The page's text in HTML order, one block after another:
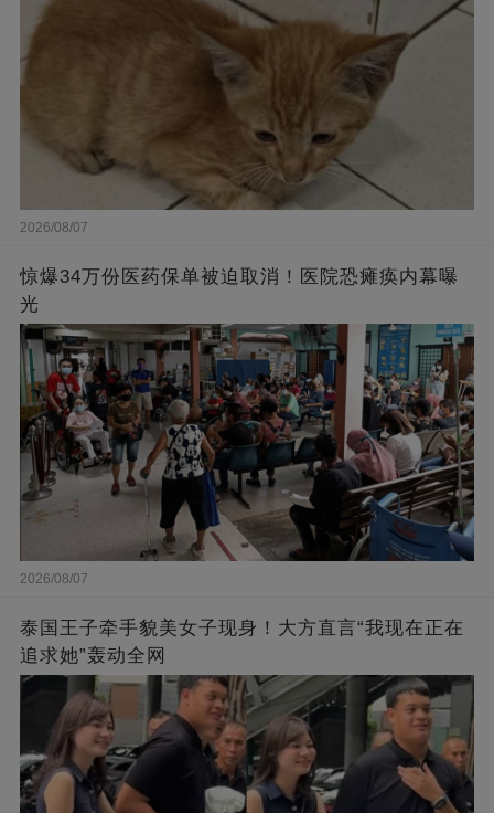
2026/08/07
惊爆34万份医药保单被迫取消！医院恐瘫痪内幕曝
光
2026/08/07
泰国王子牵手貌美女子现身！大方直言“我现在正在
追求她”轰动全网